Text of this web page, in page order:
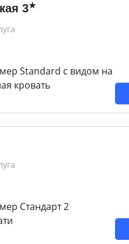
3★
Standard с видом на
кровать
Стандарт 2